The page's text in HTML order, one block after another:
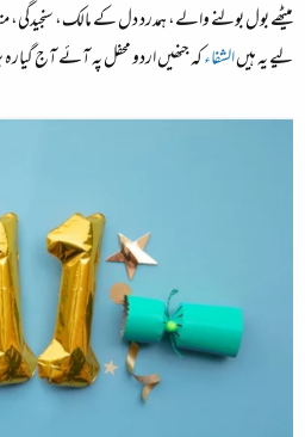
میٹھے بول بولنے والے، ہمدرد دل کے مالک،
لیے یہ ہیںالشفاءکہ جنھیں اردو محفل پہ آئے آج